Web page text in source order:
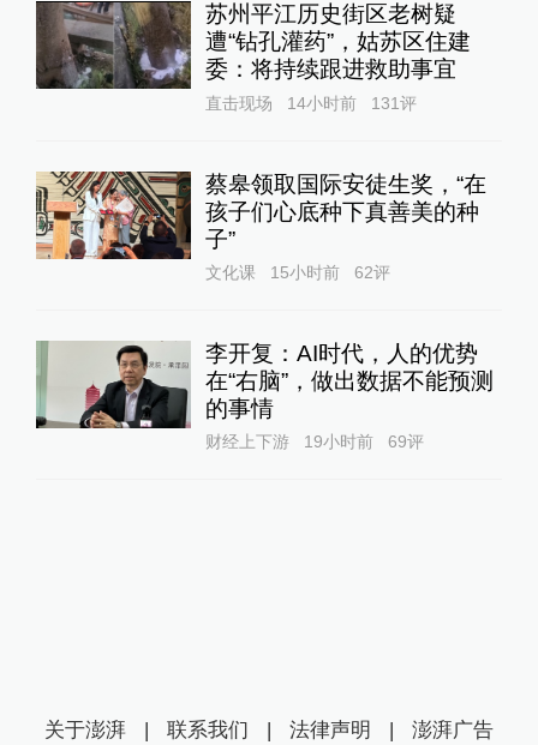
苏州平江历史街区老树疑
遭“钻孔灌药”，姑苏区住建
委：将持续跟进救助事宜
直击现场 14小时前 131评
蔡皋领取国际安徒生奖，“在
孩子们心底种下真善美的种
子”
文化课 15小时前 62评
李开复：AI时代，人的优势
在“右脑”，做出数据不能预测
的事情
财经上下游 19小时前 69评
关于澎湃 | 联系我们 | 法律声明 | 澎湃广告